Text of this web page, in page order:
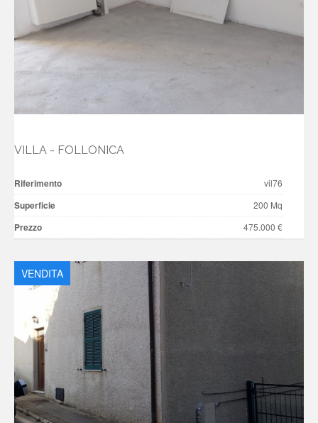
VILLA - FOLLONICA
Riferimento vil76
Superficie 200 Mq
Prezzo 475.000 €
VENDITA